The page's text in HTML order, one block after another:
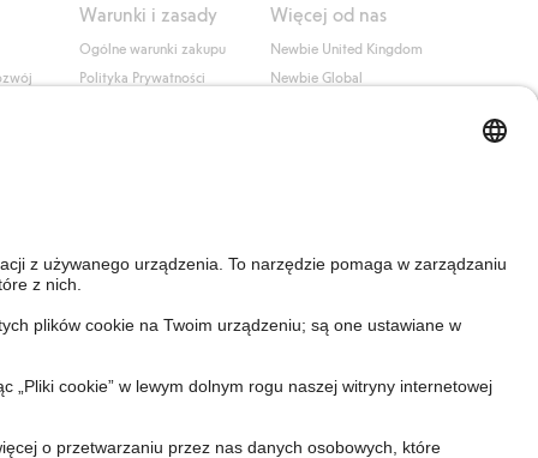
Warunki i zasady
Ogólne warunki zakupu
Polityka Prywatności
Więcej od nas
Newbie United Kingdom
Newbie Global